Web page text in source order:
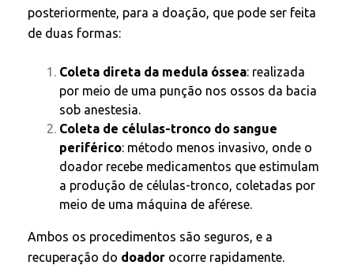
posteriormente, para a doação, que pode ser feita
de duas formas:
Coleta direta da medula óssea: realizada
por meio de uma punção nos ossos da bacia
sob anestesia.
Coleta de células-tronco do sangue
periférico: método menos invasivo, onde o
doador recebe medicamentos que estimulam
a produção de células-tronco, coletadas por
meio de uma máquina de aférese.
Ambos os procedimentos são seguros, e a
recuperação do doador ocorre rapidamente.